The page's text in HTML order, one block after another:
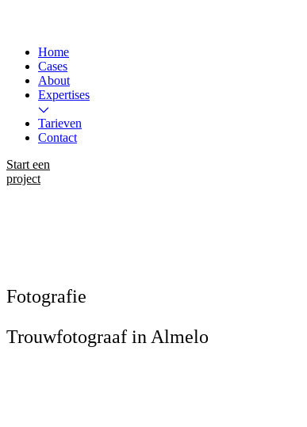
Home
Cases
About
Expertises
Tarieven
Contact
Start een
project
Fotografie
Trouwfotograaf in Almelo